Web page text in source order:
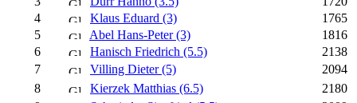
4
Klaus Eduard (3)
1765
5
Abel Hans-Peter (3)
1816
6
Hanisch Friedrich (5.5)
2138
7
Villing Dieter (5)
2094
8
Kierzek Matthias (6.5)
2180